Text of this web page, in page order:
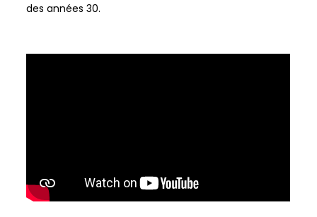
des années 30.